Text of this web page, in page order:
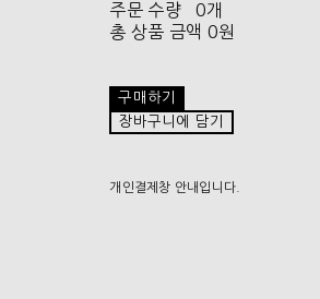
주문 수량
0개
총 상품 금액 0원
구매하기
장바구니에 담기
개인결제창 안내입니다.